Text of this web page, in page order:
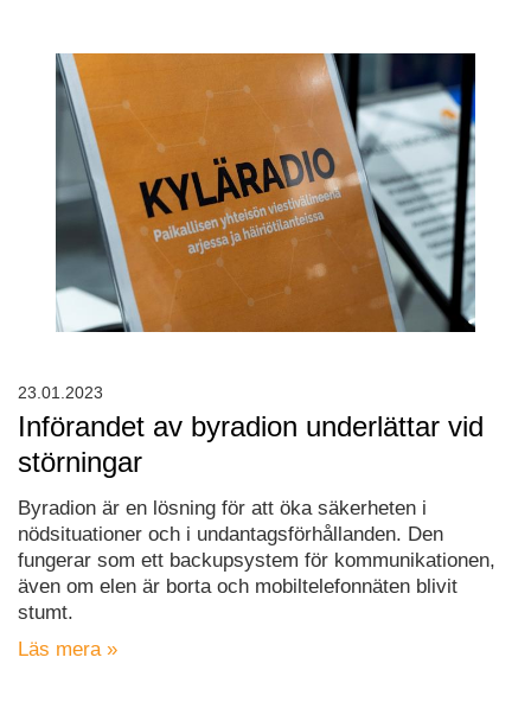
Införandet av byradion underlättar vid
störningar
Byradion är en lösning för att öka säkerheten i
nödsituationer och i undantagsförhållanden. Den
fungerar som ett backupsystem för kommunikationen,
även om elen är borta och mobiltelefonnäten blivit
stumt.
Läs mera »
23.01.2023